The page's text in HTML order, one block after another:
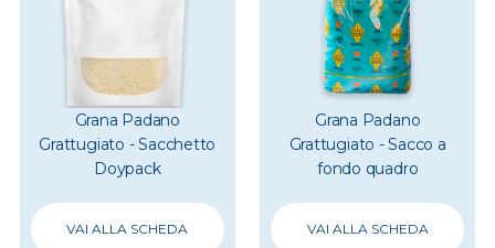
Grana Padano
Grattugiato - Sacchetto
Doypack
VAI ALLA SCHEDA
Grana Padano
Grattugiato - Sacco a
fondo quadro
VAI ALLA SCHEDA